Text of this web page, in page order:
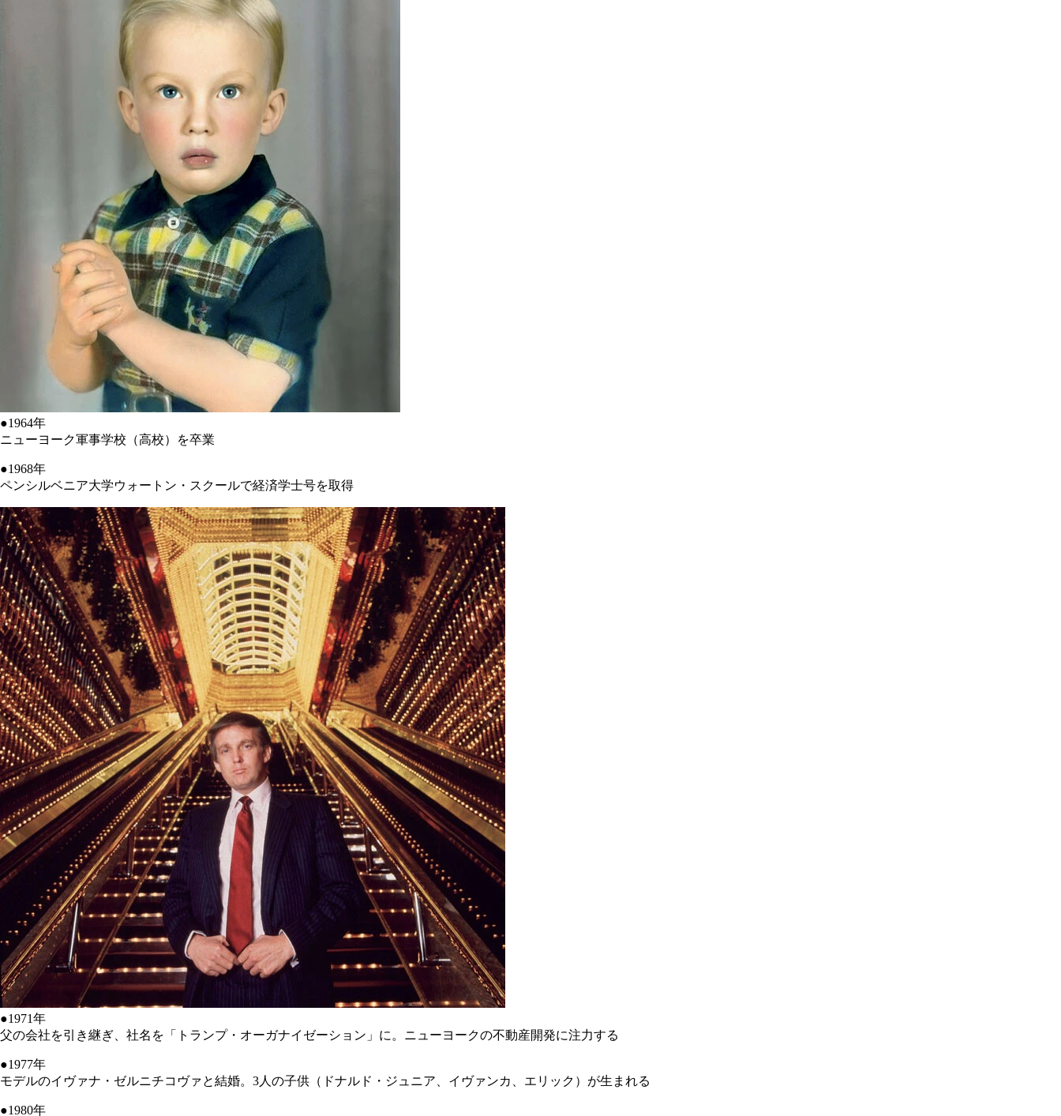
●1964年
ニューヨーク軍事学校（高校）を卒業
●1968年
ペンシルベニア大学ウォートン・スクールで経済学士号を取得
●1971年
父の会社を引き継ぎ、社名を「トランプ・オーガナイゼーション」に。ニューヨークの不動産開発に注力する
●1977年
モデルのイヴァナ・ゼルニチコヴァと結婚。3人の子供（ドナルド・ジュニア、イヴァンカ、エリック）が生まれる
●1980年